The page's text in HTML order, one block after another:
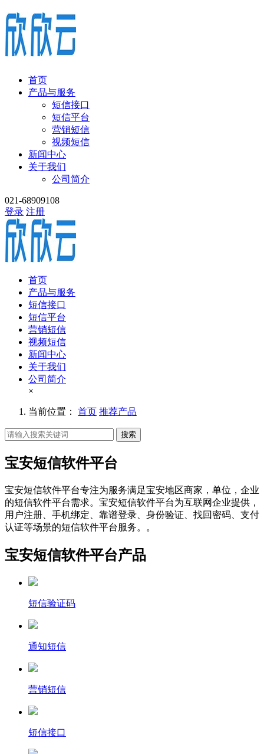
首页
产品与服务
短信接口
短信平台
营销短信
视频短信
新闻中心
关于我们
公司简介
021-68909108
登录 注册
首页
产品与服务
短信接口
短信平台
营销短信
视频短信
新闻中心
关于我们
公司简介
×
当前位置： 首页 推荐产品
搜索
宝安短信软件平台
宝安短信软件平台专注为服务满足宝安地区商家，单位，企业
的短信软件平台需求。宝安短信软件平台为互联网企业提供，
用户注册、手机绑定、靠谱登录、身份验证、找回密码、支付
认证等场景的短信软件平台服务。。
宝安短信软件平台产品
短信验证码
通知短信
营销短信
短信接口